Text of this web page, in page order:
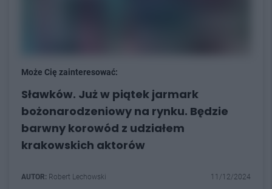
Może Cię zainteresować:
Sławków. Już w piątek jarmark
bożonarodzeniowy na rynku. Będzie
barwny korowód z udziałem
krakowskich aktorów
AUTOR: Robert Lechowski 11/12/2024